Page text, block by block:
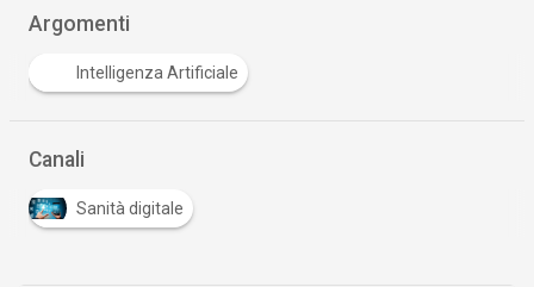
Argomenti
Intelligenza Artificiale
Canali
Sanità digitale